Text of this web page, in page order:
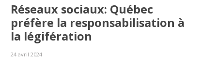
Réseaux sociaux: Québec
préfère la responsabilisation à
la légifération
24 avril 2024